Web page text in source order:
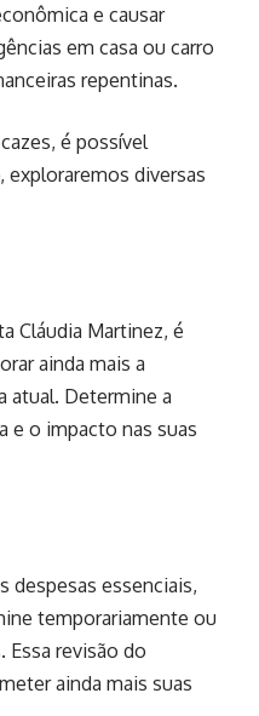
e causar
em casa ou carro
repentinas.
é possível
exploraremos diversas
Cláudia Martinez, é
ainda mais a
atual. Determine a
e o impacto nas suas
despesas essenciais,
temporariamente ou
revisão do
ainda mais suas